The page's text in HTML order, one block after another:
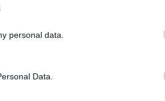
personal data.
Data.
κυρώσεων από
της τουρκικής
περιοχή της Κύπρου.
απλά από το λιμάνι,